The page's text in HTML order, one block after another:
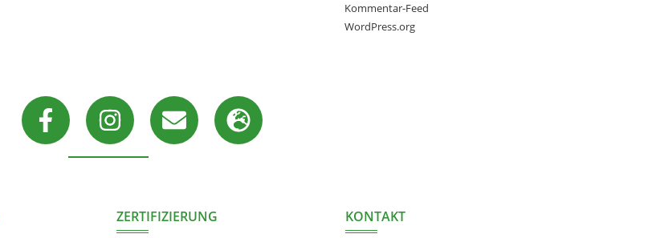
Kommentar-Feed
WordPress.org
ZERTIFIZIERUNG KONTAKT